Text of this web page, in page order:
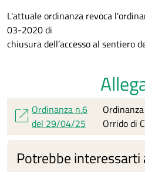
L'attuale ordinanza revoca
03-2020 di
chiusura dell’accesso al sentiero
open_in_new Ordinanza n.6
del 29/04/25
Orrido di
Potrebbe interessarti